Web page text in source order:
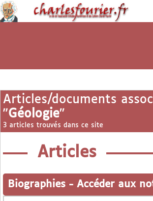
Articles/documents
"Géologie"
3 articles trouvés dans ce site
Articles
Biographies - Accéder aux